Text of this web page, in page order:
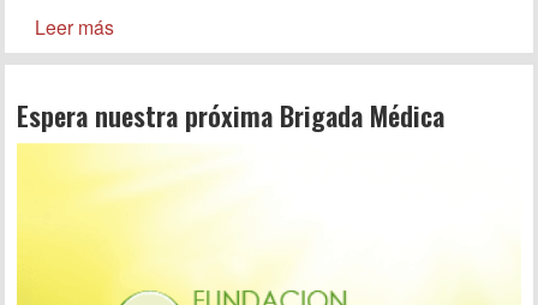
Leer más
Espera nuestra próxima Brigada Médica